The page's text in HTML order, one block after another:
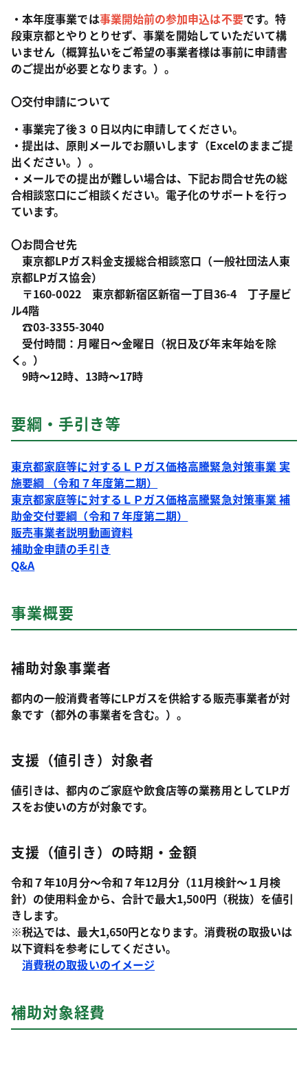
・本年度事業では事業開始前の参加申込は不要です。特
段東京都とやりとりせず、事業を開始していただいて構
いません（概算払いをご希望の事業者様は事前に申請書
のご提出が必要となります。）。
〇交付申請について
・事業完了後３０日以内に申請してください。
・提出は、原則メールでお願いします（Excelのままご提
出ください。）。
・メールでの提出が難しい場合は、下記お問合せ先の総
合相談窓口にご相談ください。電子化のサポートを行っ
ています。
〇お問合せ先
東京都LPガス料金支援総合相談窓口（一般社団法人東
京都LPガス協会）
〒160-0022 東京都新宿区新宿一丁目36-4 丁子屋ビ
ル4階
☎03-3355-3040
受付時間：月曜日～金曜日（祝日及び年末年始を除
く。）
9時～12時、13時～17時
要綱・手引き等
東京都家庭等に対するＬＰガス価格高騰緊急対策事業 実
施要綱 （令和７年度第二期）
東京都家庭等に対するＬＰガス価格高騰緊急対策事業 補
助金交付要綱（令和７年度第二期）
販売事業者説明動画資料
補助金申請の手引き
Q&A
事業概要
補助対象事業者
都内の一般消費者等にLPガスを供給する販売事業者が対
象です（都外の事業者を含む。）。
支援（値引き）対象者
値引きは、都内のご家庭や飲食店等の業務用としてLPガ
スをお使いの方が対象です。
支援（値引き）の時期・金額
令和７年10月分～令和７年12月分（11月検針～１月検
針）の使用料金から、合計で最大1,500円（税抜）を値引
きします。
※税込では、最大1,650円となります。消費税の取扱いは
以下資料を参考にしてください。
消費税の取扱いのイメージ
補助対象経費